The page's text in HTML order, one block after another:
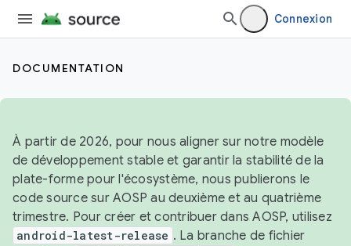
Connexion
DOCUMENTATION
À partir de 2026, pour nous aligner sur notre modèle
de développement stable et garantir la stabilité de la
plate-forme pour l'écosystème, nous publierons le
code source sur AOSP au deuxième et au quatrième
trimestre. Pour créer et contribuer dans AOSP, utilisez
android-latest-release . La branche de fichier